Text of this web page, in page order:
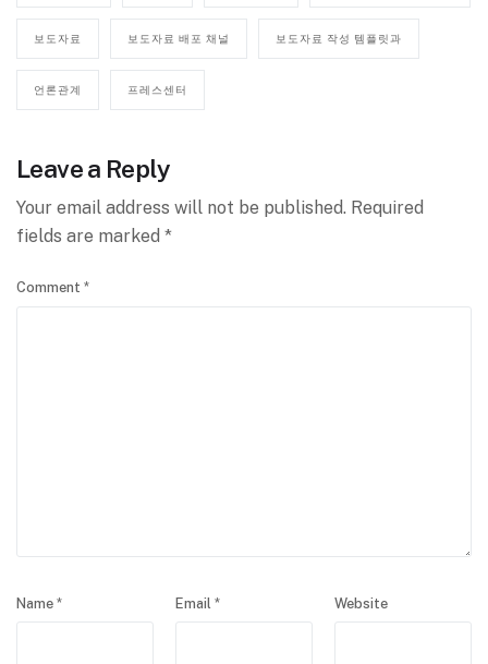
보도자료 보도자료 배포 채널 보도자료 작성 템플릿과
언론관계 프레스센터
Leave a Reply
Your email address will not be published. Required
fields are marked *
Comment *
Name * Email * Website